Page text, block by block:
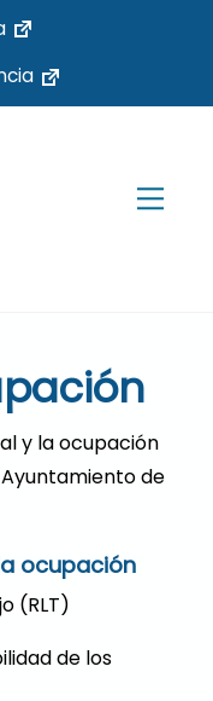
y la ocupación
de
ocupación
(RLT)
de los